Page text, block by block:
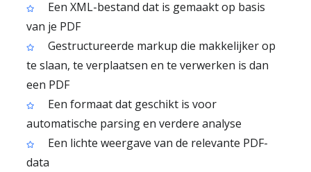
Een XML-bestand dat is gemaakt op basis
van je PDF
Gestructureerde markup die makkelijker op
te slaan, te verplaatsen en te verwerken is dan
een PDF
Een formaat dat geschikt is voor
automatische parsing en verdere analyse
Een lichte weergave van de relevante PDF-
data